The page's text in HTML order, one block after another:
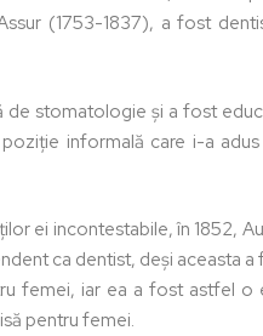
(1753-1837), a fost
de stomatologie și a fost
informală care i-a
ei incontestabile, în 1852,
ca dentist, deși aceasta
femei, iar ea a fost astfel o
pentru femei.